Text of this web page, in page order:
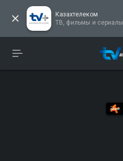
Казахтелеком
ТВ, фильмы и сериалы